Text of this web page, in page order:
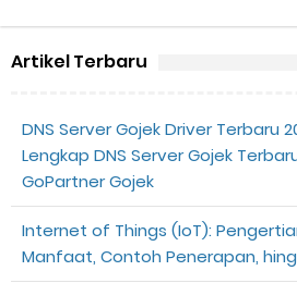
Artikel Terbaru
DNS Server Gojek Driver Terbaru
Lengkap DNS Server Gojek
GoPartner Gojek
Internet of Things (IoT):
Manfaat, Contoh Penerapan,